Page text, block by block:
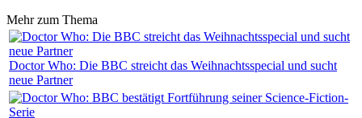
Mehr zum Thema
Doctor Who: Die BBC streicht das Weihnachtsspecial und sucht
neue Partner